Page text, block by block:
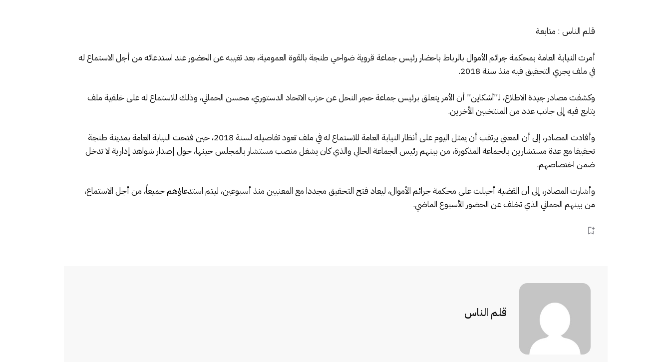
قلم الناس : متابعة
أمرت النيابة العامة بمحكمة جرائم الأموال بالرباط باحضار رئيس جماعة قروية ضواحي طنجة بالقوة العمومية، بعد تغيبه عن الحضور عند استدعائه من أجل الاستماع له
في ملف يجري التحقيق فيه منذ سنة 2018.
وكشفت مصادر جيدة الاطلاع، لـ”آشكاين” أن الأمر يتعلق برئيس جماعة حجر النحل عن حزب الاتحاد الدستوري، محسن الحماني، وذلك للاستماع له على خلفية ملف
يتابع فيه إلى جانب عدد من المنتخبين الأخرين.
وأفادت المصادر، إلى أن المعني يرتقب أن يمثل اليوم على أنظار النيابة العامة للاستماع له في ملف تعود تفاصيله لسنة 2018، حين فتحت النيابة العامة بمدينة طنجة
تحقيقا مع عدة مستشارين بالجماعة المذكورة، من بينهم رئيس الجماعة الحالي والذي كان يشغل منصب مستشار بالمجلس حينها، حول إصدار شواهد إدارية لا تدخل
ضمن اختصاصهم.
وأشارت المصادر، إلى أن القضية أحيلت على محكمة جرائم الأموال، ليعاد فتح التحقيق مجددا مع المعنيين منذ أسبوعين، ليتم استدعاؤهم جميعاً، من أجل الاستماع،
من بينهم الحماني الذي تخلف عن الحضور الأسبوع الماضي.
قلم الناس